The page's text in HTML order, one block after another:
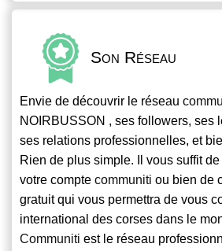
Son Réseau
Envie de découvrir le réseau
NOIRBUSSON , ses followers, ses
ses relations professionnelles, et
Rien de plus simple. Il vous suffit
votre compte communiti ou bien de
gratuit qui vous permettra de vous
international des corses dans le
Communiti est le réseau